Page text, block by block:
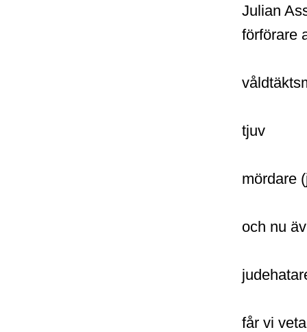
Julian
förförare
tjuv
mördare
och nu
får vi